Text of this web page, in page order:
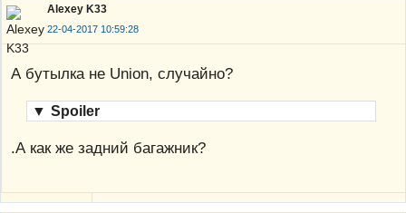
Alexey K33
22-04-2017 10:59:28
А бутылка не Union, cлучайно?
▼ Spoiler
.А как же задний багажник?